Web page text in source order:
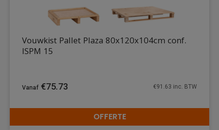
DETAILS
Vouwkist Pallet Plaza 80x120x104cm conf.
ISPM 15
€75.73 €91.63 inc. BTW
OFFERTE